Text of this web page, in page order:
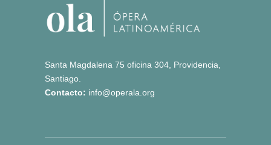
Santa Magdalena 75 oficina 304, Providencia,
Santiago.
Contacto: info@operala.org